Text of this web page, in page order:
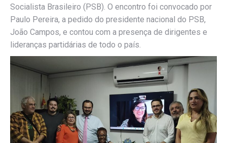
Socialista Brasileiro (PSB). O encontro foi convocado por
Paulo Pereira, a pedido do presidente nacional do PSB,
João Campos, e contou com a presença de dirigentes e
lideranças partidárias de todo o país.